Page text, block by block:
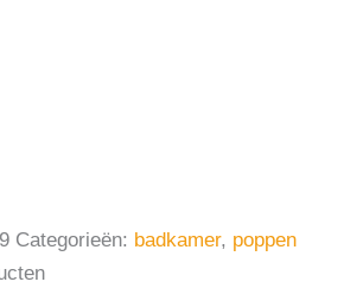
Categorieën: badkamer, poppen